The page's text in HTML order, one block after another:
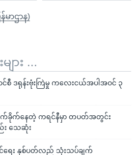
မာဌာန)
ား ...
ာင်စီ ဒရုန်းဗုံးကြဲမှု ကလေးငယ်အပါအဝင် ၃
က်ခိုက်နေတဲ့ ကရင်နီမှာ တပတ်အတွင်း
း သေဆုံး
ရေး နှစ်ပတ်လည် သုံးသပ်ချက်